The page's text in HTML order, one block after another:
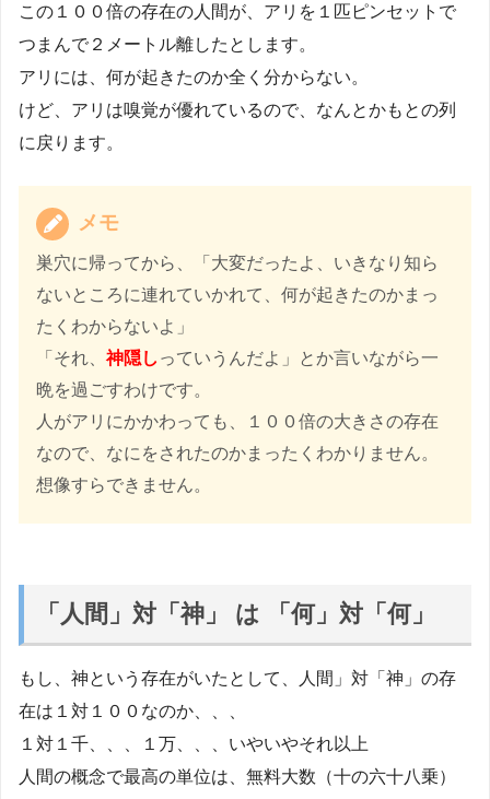
この１００倍の存在の人間が、アリを１匹ピンセットで
つまんで２メートル離したとします。
アリには、何が起きたのか全く分からない。
けど、アリは嗅覚が優れているので、なんとかもとの列
に戻ります。
メモ
巣穴に帰ってから、「大変だったよ、いきなり知ら
ないところに連れていかれて、何が起きたのかまっ
たくわからないよ」
「それ、神隠し っていうんだよ」とか言いながら一
晩を過ごすわけです。
人がアリにかかわっても、１００倍の大きさの存在
なので、なにをされたのかまったくわかりません。
想像すらできません。
「人間」対「神」 は 「何」対「何」
もし、神という存在がいたとして、人間」対「神」の存
在は１対１００なのか、、、
１対１千、、、１万、、、いやいやそれ以上
人間の概念で最高の単位は、無料大数（十の六十八乗）